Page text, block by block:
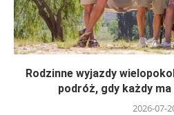
Rodzinne wyjazdy
podróż, gdy każdy
2026-07-